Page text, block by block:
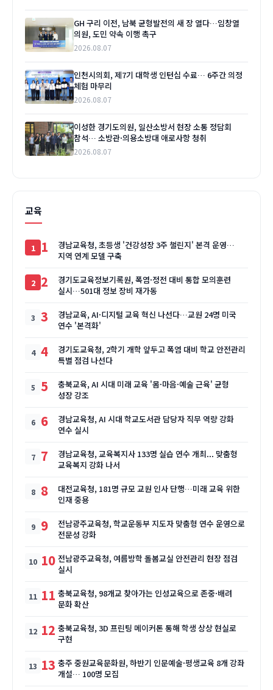
GH 구리 이전, 남북 균형발전의 새 장 열다…임창열
의원, 도민 약속 이행 촉구
2026.08.07
인천시의회, 제7기 대학생 인턴십 수료… 6주간 의정
체험 마무리
2026.08.07
이성한 경기도의원, 일산소방서 현장 소통 정담회
참석… 소방관·의용소방대 애로사항 청취
2026.08.07
교육
1
경남교육청, 초등생 '건강성장 3주 챌린지' 본격 운영…
지역 연계 모델 구축
2
경기도교육정보기록원, 폭염·정전 대비 통합 모의훈련
실시…501대 정보 장비 재가동
3
경남교육, AI·디지털 교육 혁신 나선다…교원 24명 미국
연수 '본격화'
4
경기도교육청, 2학기 개학 앞두고 폭염 대비 학교 안전관리
특별 점검 나선다
5
충북교육, AI 시대 미래 교육 '몸·마음·예술 근육' 균형
성장 강조
6
경남교육청, AI 시대 학교도서관 담당자 직무 역량 강화
연수 실시
7
경남교육청, 교육복지사 133명 실습 연수 개최... 맞춤형
교육복지 강화 나서
8
대전교육청, 181명 규모 교원 인사 단행…미래 교육 위한
인재 중용
9
전남광주교육청, 학교운동부 지도자 맞춤형 연수 운영으로
전문성 강화
10 전남광주교육청, 여름방학 돌봄교실 안전관리 현장 점검
실시
11 충북교육청, 98개교 찾아가는 인성교육으로 존중·배려
문화 확산
12 충북교육청, 3D 프린팅 메이커톤 통해 학생 상상 현실로
구현
13 충주 중원교육문화원, 하반기 인문예술·평생교육 8개 강좌
개설… 100명 모집